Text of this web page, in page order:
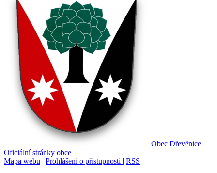
Obec Dřevěnice
Oficiální stránky obce
Mapa webu | Prohlášení o přístupnosti | RSS